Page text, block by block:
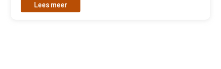
Lees meer